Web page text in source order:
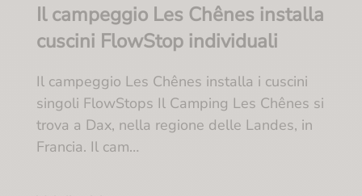
Il campeggio Les Chênes installa
cuscini FlowStop individuali
Il campeggio Les Chênes installa i cuscini
singoli FlowStops Il Camping Les Chênes si
trova a Dax, nella regione delle Landes, in
Francia. Il cam…